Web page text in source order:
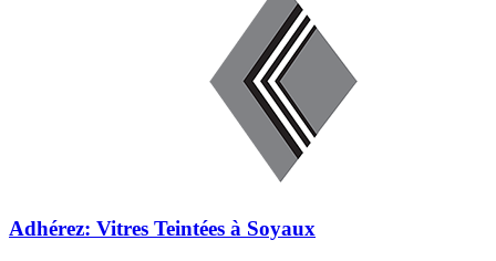
Adhérez: Vitres Teintées à Soyaux